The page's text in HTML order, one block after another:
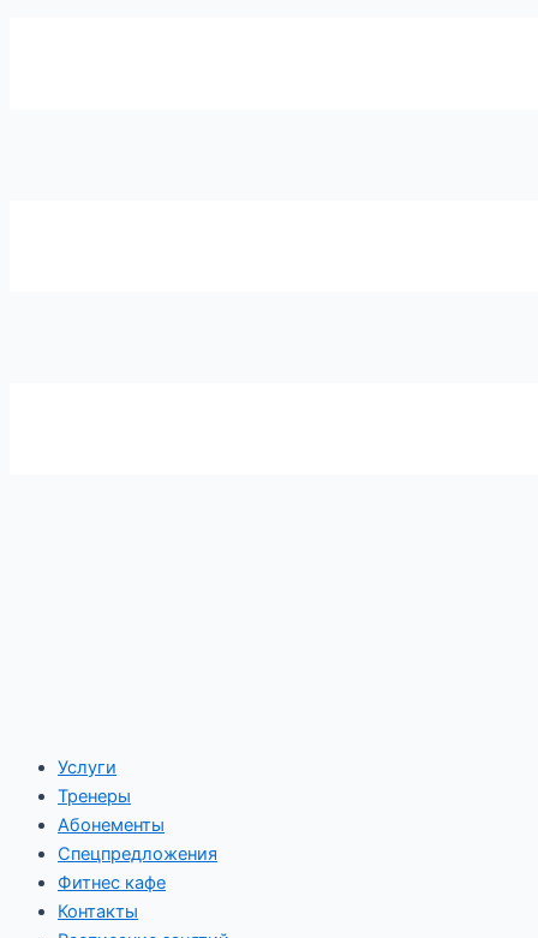
Услуги
Тренеры
Абонементы
Спецпредложения
Фитнес кафе
Контакты